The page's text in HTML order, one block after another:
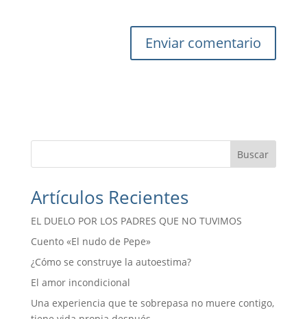
Buscar
Artículos Recientes
EL DUELO POR LOS PADRES QUE NO TUVIMOS
Cuento «El nudo de Pepe»
¿Cómo se construye la autoestima?
El amor incondicional
Una experiencia que te sobrepasa no muere contigo,